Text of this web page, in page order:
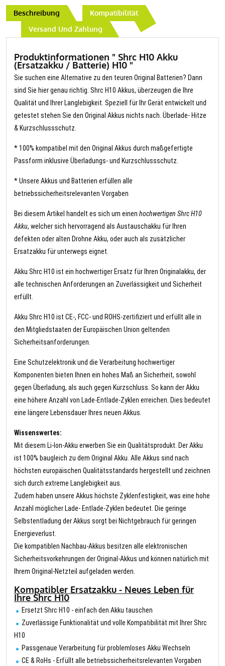
Beschreibung
Kompatibilität
Versand Und Zahlung
Produktinformationen " Shrc H10 Akku
(Ersatzakku / Batterie) H10 "
Sie suchen eine Alternative zu den teuren Original Batterien? Dann
sind Sie hier genau richtig. Shrc H10 Akkus, überzeugen die Ihre
Qualität und Ihrer Langlebigkeit. Speziell für Ihr Gerät entwickelt und
getestet stehen Sie den Original Akkus nichts nach. Überlade- Hitze
& Kurzschlussschutz.
* 100% kompatibel mit den Original Akkus durch maßgefertigte
Passform inklusive Überladungs- und Kurzschlussschutz.
* Unsere Akkus und Batterien erfüllen alle
betriebssicherheitsrelevanten Vorgaben
Bei diesem Artikel handelt es sich um einen hochwertigen Shrc H10
Akku, welcher sich hervorragend als Austauschakku für Ihren
defekten oder alten Drohne Akku, oder auch als zusätzlicher
Ersatzakku für unterwegs eignet.
Akku Shrc H10 ist ein hochwertiger Ersatz für Ihren Originalakku, der
alle technischen Anforderungen an Zuverlässigkeit und Sicherheit
erfüllt.
Akku Shrc H10 ist CE-, FCC- und ROHS-zertifiziert und erfüllt alle in
den Mitgliedstaaten der Europäischen Union geltenden
Sicherheitsanforderungen.
Eine Schutzelektronik und die Verarbeitung hochwertiger
Komponenten bieten Ihnen ein hohes Maß an Sicherheit, sowohl
gegen Überladung, als auch gegen Kurzschluss. So kann der Akku
eine höhere Anzahl von Lade-Entlade-Zyklen erreichen. Dies bedeutet
eine längere Lebensdauer Ihres neuen Akkus.
Wissenswertes:
Mit diesem Li-Ion-Akku erwerben Sie ein Qualitätsprodukt. Der Akku
ist 100% baugleich zu dem Original Akku. Alle Akkus sind nach
höchsten europäischen Qualitätsstandards hergestellt und zeichnen
sich durch extreme Langlebigkeit aus.
Zudem haben unsere Akkus höchste Zyklenfestigkeit, was eine hohe
Anzahl möglicher Lade- Entlade-Zyklen bedeutet. Die geringe
Selbstentladung der Akkus sorgt bei Nichtgebrauch für geringen
Energieverlust.
Die kompatiblen Nachbau-Akkus besitzen alle elektronischen
Sicherheitsvorkehrungen der Original-Akkus und können natürlich mit
Ihrem Original-Netzteil aufgeladen werden.
Kompatibler Ersatzakku - Neues Leben für
Ihre Shrc H10
Ersetzt Shrc H10 - einfach den Akku tauschen
Zuverlässige Funktionalität und volle Kompatibilität mit Ihrer Shrc
H10
Passgenaue Verarbeitung für problemloses Akku Wechseln
CE & RoHs - Erfüllt alle betriebssicherheitsrelevanten Vorgaben